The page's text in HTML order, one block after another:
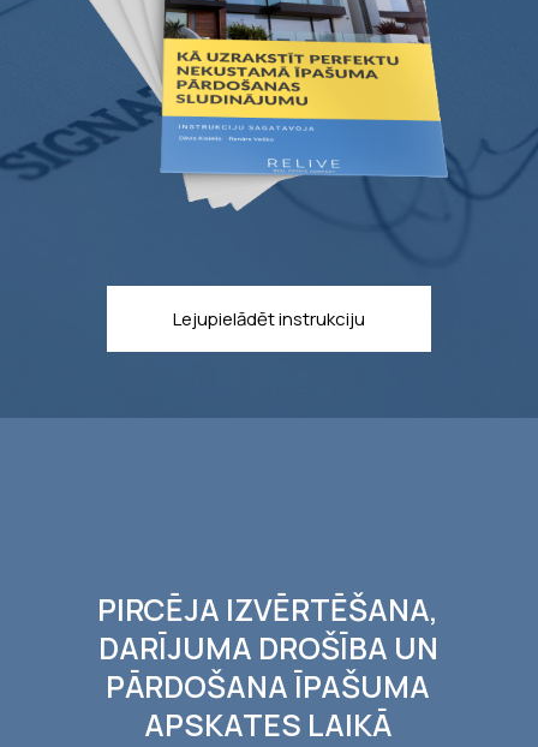
Lejupielādēt instrukciju
PIRCĒJA IZVĒRTĒŠANA,
DARĪJUMA DROŠĪBA UN
PĀRDOŠANA ĪPAŠUMA
APSKATES LAIKĀ